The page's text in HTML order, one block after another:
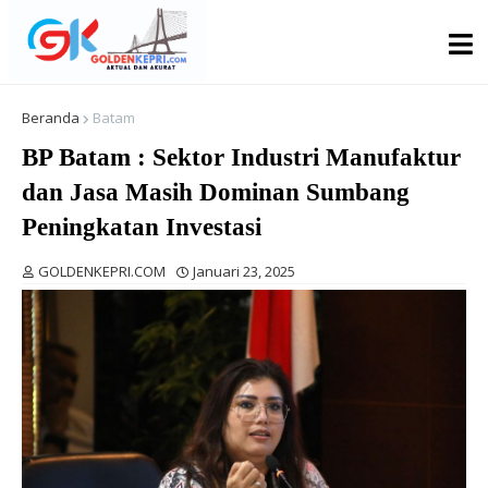
Beranda Batam
BP Batam : Sektor Industri Manufaktur
dan Jasa Masih Dominan Sumbang
Peningkatan Investasi
GOLDENKEPRI.COM Januari 23, 2025